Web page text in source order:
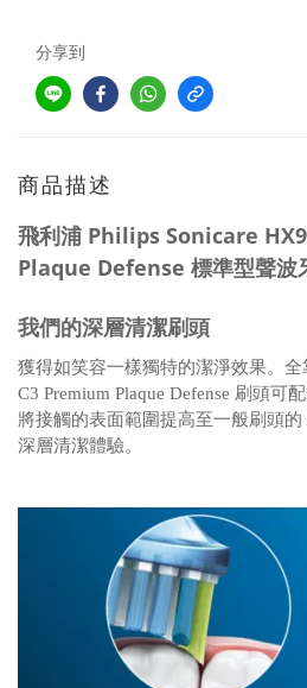
分享到
商品描述
飛利浦 Philips Sonicare
Plaque Defense 標準型聲波
我們的深層清潔刷頭
獲得如笑容一樣獨特的潔淨效果。全
C3 Premium Plaque Defense 刷頭可
將接觸的表面範圍提高至一般刷頭
深層清潔體驗。